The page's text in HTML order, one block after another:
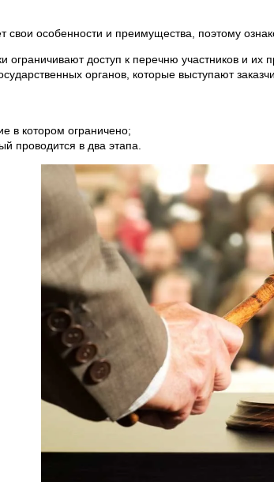
свои особенности и преимущества, поэтому
ограничивают доступ к перечню участников и
органов, которые выступают
в котором ограничено;
проводится в два этапа.